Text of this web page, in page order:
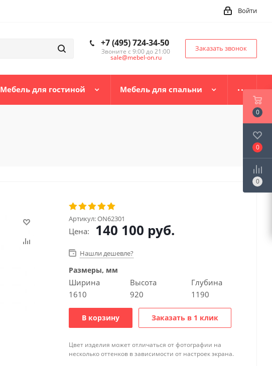
Войти
+7 (495) 724-34-50
Звоните с 9:00 до 21:00
sale@mebel-on.ru
Заказать звонок
Мебель для гостиной Мебель для спальни
Артикул:ON62301
Цена: 140 100 руб.
Нашли дешевле?
Размеры, мм
Ширина
1610
Высота
920
Глубина
1190
В корзину Заказать в 1 клик
Цвет изделия может отличаться от фотографии на
несколько оттенков в зависимости от настроек экрана.
0
0
0